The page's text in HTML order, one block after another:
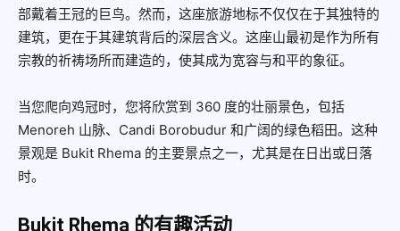
部戴着王冠的巨鸟。然而，这座旅游地标不仅仅在于其独特的
建筑，更在于其建筑背后的深层含义。这座山最初是作为所有
宗教的祈祷场所而建造的，使其成为宽容与和平的象征。
当您爬向鸡冠时，您将欣赏到 360 度的壮丽景色，包括
Menoreh 山脉、Candi Borobudur 和广阔的绿色稻田。这种
景观是 Bukit Rhema 的主要景点之一，尤其是在日出或日落
时。
Bukit Rhema 的有趣活动